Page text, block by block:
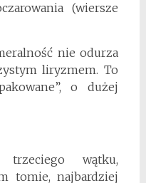
(wiersze
nie odurza
liryzmem. To
o dużej
wątku,
tomie, najbardziej